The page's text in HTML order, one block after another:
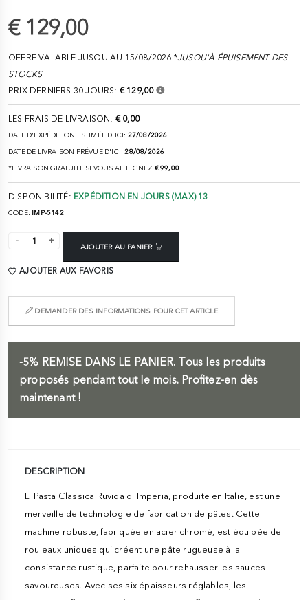
€ 129,00
OFFRE VALABLE JUSQU'AU 15/08/2026 *JUSQU'À ÉPUISEMENT DES
STOCKS
PRIX DERNIERS 30 JOURS: € 129,00
LES FRAIS DE LIVRAISON: € 0,00
DATE D'EXPÉDITION ESTIMÉE D'ICI: 27/08/2026
DATE DE LIVRAISON PRÉVUE D'ICI:28/08/2026
*LIVRAISON GRATUITE SI VOUS ATTEIGNEZ € 99,00
DISPONIBILITÉ: EXPÉDITION EN JOURS (MAX) 13
CODE: IMP-5142
AJOUTER AU PANIER
AJOUTER AUX FAVORIS
DEMANDER DES INFORMATIONS POUR CET ARTICLE
-5% REMISE DANS LE PANIER. Tous les produits
proposés pendant tout le mois. Profitez-en dès
maintenant !
DESCRIPTION
L'iPasta Classica Ruvida di Imperia, produite en Italie, est une
merveille de technologie de fabrication de pâtes. Cette
machine robuste, fabriquée en acier chromé, est équipée de
rouleaux uniques qui créent une pâte rugueuse à la
consistance rustique, parfaite pour rehausser les sauces
savoureuses. Avec ses six épaisseurs réglables, les